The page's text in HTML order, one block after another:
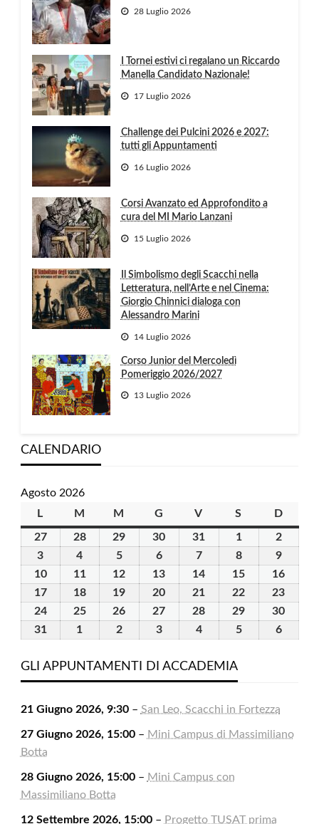
28 Luglio 2026
I Tornei estivi ci regalano un Riccardo
Manella Candidato Nazionale!
17 Luglio 2026
Challenge dei Pulcini 2026 e 2027:
tutti gli Appuntamenti
16 Luglio 2026
Corsi Avanzato ed Approfondito a
cura del MI Mario Lanzani
15 Luglio 2026
Il Simbolismo degli Scacchi nella
Letteratura, nell’Arte e nel Cinema:
Giorgio Chinnici dialoga con
Alessandro Marini
14 Luglio 2026
Corso Junior del Mercoledì
Pomeriggio 2026/2027
13 Luglio 2026
CALENDARIO
Agosto 2026
L
M martedì
M mercoledì
G giovedìV venerdì
S sabatoD
2727
Luglio
2026
2828
29 30 31 11
Agosto
2026
22
Agosto
2026
3
Agosto
2026
4
Agosto
2026
55
Agosto
2026
66
Agosto
2026
77
Agosto
2026
88
Agosto
2026
99
Agosto
2026
1010
Agosto
2026
1111
Agosto
2026
12
Agosto
13
Agosto
14
Agosto
15
Agosto
16
1717
Agosto
1818
Agosto
19
Agosto
20
Agosto
21
Agosto
22
Agosto
23
2424
Agosto
2525
Agosto
26
Agosto
27
Agosto
28
Agosto
29
Agosto
30
3131
2026
1
2026
22
2026
33
2026
44
2026
55
66
GLI APPUNTAMENTI DI ACCADEMIA
21 Giugno 2026, 9:30– San Leo, Scacchi in Fortezza
27 Giugno 2026, 15:00– Mini Campus di Massimiliano
Botta
28 Giugno 2026, 15:00– Mini Campus con
Massimiliano Botta
12 Settembre 2026, 15:00– Progetto TUSAT prima